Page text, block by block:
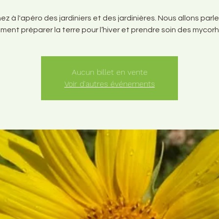
à l'apéro des jardiniers et des jardinières. Nous allons
Aucun billet en vente
Voir d'autres événements